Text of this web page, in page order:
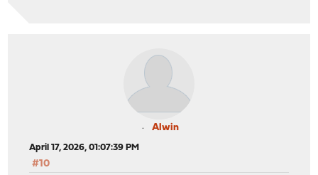
Alwin
April 17, 2026, 01:07:39 PM
#10